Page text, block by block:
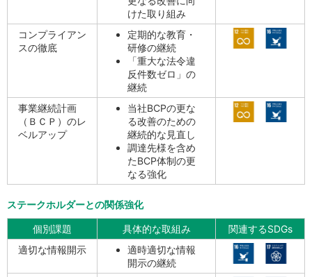
けた取り組み
コンプライアン
スの徹底
定期的な教育・
研修の継続
「重大な法令違
反件数ゼロ」の
継続
事業継続計画
（ＢＣＰ）のレ
ベルアップ
当社BCPの更な
る改善のための
継続的な見直し
調達先様を含め
たBCP体制の更
なる強化
ステークホルダーとの関係強化
個別課題 具体的な取組み
関連するSDGs
適切な情報開示
適時適切な情報
開示の継続